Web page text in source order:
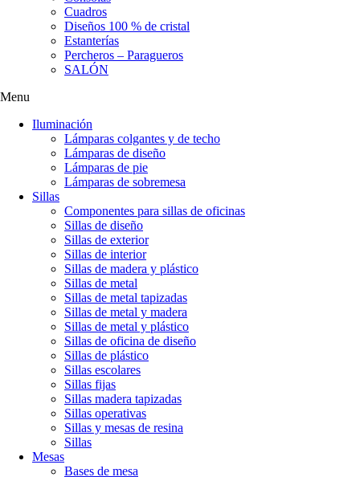
Cuadros
Diseños 100 % de cristal
Estanterías
Percheros – Paragueros
SALÓN
Menu
Iluminación
Lámparas colgantes y de techo
Lámparas de diseño
Lámparas de pie
Lámparas de sobremesa
Sillas
Componentes para sillas de oficinas
Sillas de diseño
Sillas de exterior
Sillas de interior
Sillas de madera y plástico
Sillas de metal
Sillas de metal tapizadas
Sillas de metal y madera
Sillas de metal y plástico
Sillas de oficina de diseño
Sillas de plástico
Sillas escolares
Sillas fijas
Sillas madera tapizadas
Sillas operativas
Sillas y mesas de resina
Sillas
Mesas
Bases de mesa